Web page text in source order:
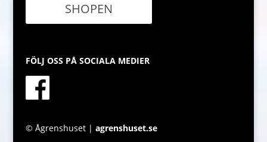
SHOPEN
FÖLJ OSS PÅ SOCIALA MEDIER
© Ågrenshuset | agrenshuset.se